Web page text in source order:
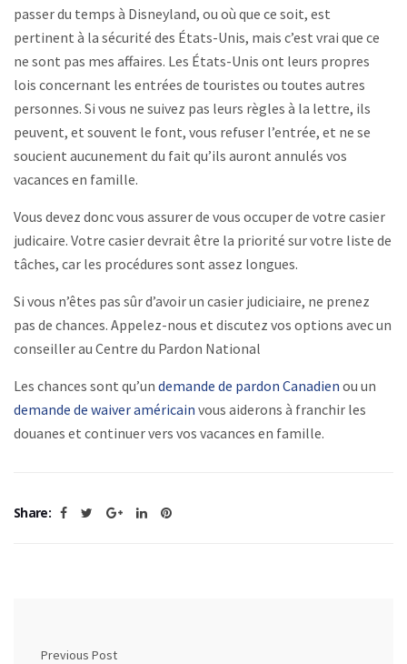
passer du temps à Disneyland, ou où que ce soit, est
pertinent à la sécurité des États-Unis, mais c’est vrai que ce
ne sont pas mes affaires. Les États-Unis ont leurs propres
lois concernant les entrées de touristes ou toutes autres
personnes. Si vous ne suivez pas leurs règles à la lettre, ils
peuvent, et souvent le font, vous refuser l’entrée, et ne se
soucient aucunement du fait qu’ils auront annulés vos
vacances en famille.
Vous devez donc vous assurer de vous occuper de votre casier
judicaire. Votre casier devrait être la priorité sur votre liste de
tâches, car les procédures sont assez longues.
Si vous n’êtes pas sûr d’avoir un casier judiciaire, ne prenez
pas de chances. Appelez-nous et discutez vos options avec un
conseiller au Centre du Pardon National
Les chances sont qu’un demande de pardon Canadien ou un
demande de waiver américain vous aiderons à franchir les
douanes et continuer vers vos vacances en famille.
Share:
Previous Post